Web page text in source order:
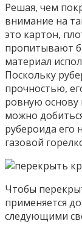
Решая, чем
внимание на
это картон,
пропитывают
материал
Поскольку
прочностью,
ровную основу
можно
рубероида его
газовой
Чтобы
применяется
следующими